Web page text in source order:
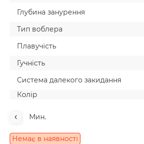
Глубина занурення
Тип воблера
Плавучiсть
Гучнiсть
Система далекого закидання
Колiр
Мин.
Немає в наявності